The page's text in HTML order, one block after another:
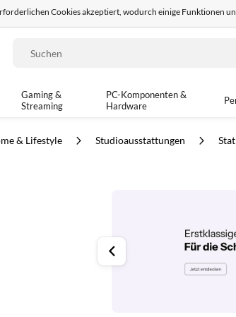
Cookies akzeptiert, wodurch einige Funktionen
Gaming &
Streaming
PC-Komponenten &
Hardware
& Lifestyle Studioausstattungen